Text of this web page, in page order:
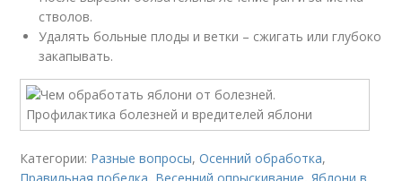
стволов.
Удалять больные плоды и ветки – сжигать или глубоко
закапывать.
Категории: Разные вопросы,Осенний обработка,